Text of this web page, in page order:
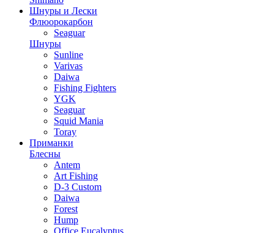
Шнуры и Лески
Флюорокарбон
Seaguar
Шнуры
Sunline
Varivas
Daiwa
Fishing Fighters
YGK
Seaguar
Squid Mania
Toray
Приманки
Блесны
Antem
Art Fishing
D-3 Custom
Daiwa
Forest
Hump
Office Eucalyptus